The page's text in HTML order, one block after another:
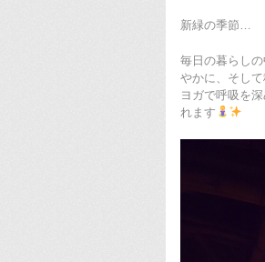
新緑の季節…
毎日の暮らし
やかに、そし
ヨガで呼吸を
れます